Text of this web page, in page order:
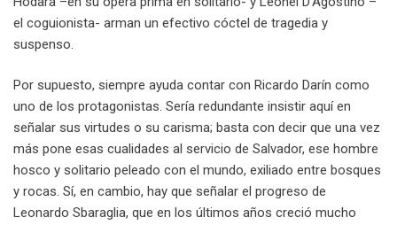
el coguionista- arman un efectivo cóctel de tragedia y
suspenso.
Por supuesto, siempre ayuda contar con Ricardo Darín como
uno de los protagonistas. Sería redundante insistir aquí en
señalar sus virtudes o su carisma; basta con decir que una vez
más pone esas cualidades al servicio de Salvador, ese hombre
hosco y solitario peleado con el mundo, exiliado entre bosques
y rocas. Sí, en cambio, hay que señalar el progreso de
Leonardo Sbaraglia, que en los últimos años creció mucho